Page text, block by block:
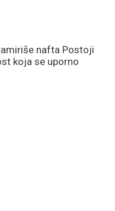
nafta Postoji
koja se uporno